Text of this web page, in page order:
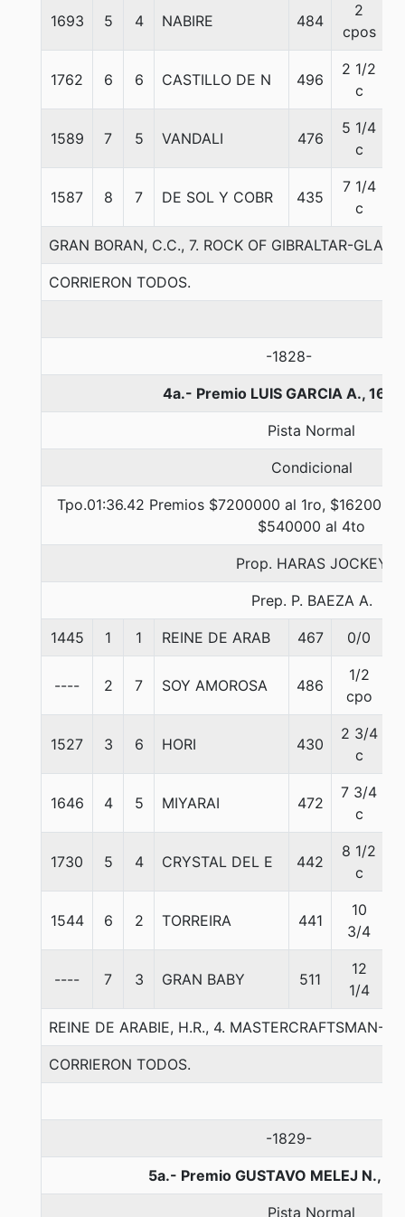
1693 5 4 NABIRE 484
2
cpos
1762 6 6 CASTILLO DE N 496
2 1/2
c
1589 7 5 VANDALI 476
5 1/4
c
1587 8 7 DE SOL Y COBR 435
7 1/4
c
GRAN BORAN, C.C., 7. ROCK OF GIBRALTAR-
CORRIERON TODOS.
-1828-
4a.- Premio LUIS GARCIA A.,
Pista Normal
Condicional
Tpo.01:36.42 Premios $7200000 al 1ro,
$540000 al 4to
Prop. HARAS JOCKEY
Prep. P. BAEZA A.
1445 1 1 REINE DE ARAB 467 0/0
---- 2 7 SOY AMOROSA 486
1/2
cpo
1527 3 6 HORI 430
2 3/4
c
1646 4 5 MIYARAI 472
7 3/4
c
1730 5 4 CRYSTAL DEL E 442
8 1/2
c
1544 6 2 TORREIRA 441
10
3/4
---- 7 3 GRAN BABY 511
12
1/4
REINE DE ARABIE, H.R., 4. MASTERCRAFTSMAN-
CORRIERON TODOS.
-1829-
5a.- Premio GUSTAVO MELEJ N.,
Pista Normal